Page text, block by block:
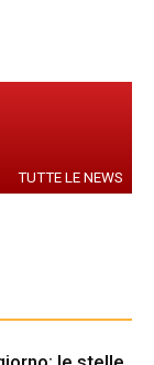
TUTTE LE NEWS